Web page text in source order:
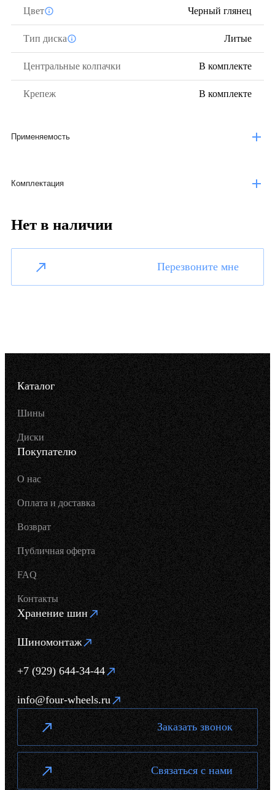
Цвет Черный глянец
Тип диска Литые
Центральные колпачки В комплекте
Крепеж В комплекте
Применяемость
Комплектация
Нет в наличии
Перезвоните мне
Каталог
Шины
Диски
Покупателю
О нас
Оплата и доставка
Возврат
Публичная оферта
FAQ
Контакты
Хранение шин
Шиномонтаж
+7 (929) 644-34-44
info@four-wheels.ru
Заказать звонок
Связаться с нами